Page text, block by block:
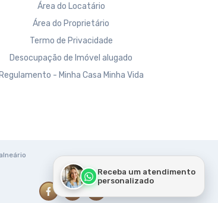
Área do Locatário
Área do Proprietário
Termo de Privacidade
Desocupação de Imóvel alugado
Regulamento - Minha Casa Minha Vida
Receba um atendimento
personalizado